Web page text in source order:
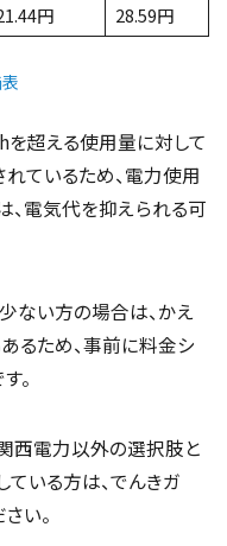
円 28.59円
超える使用量に対して
ているため、電力使用
、電気代を抑えられる可
ない方の場合は、かえ
るため、事前に料金シ
。
西電力以外の選択肢と
いる方は、でんきガ
い。